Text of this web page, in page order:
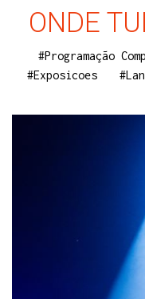
ONDE
#Programação
#Exposicoes